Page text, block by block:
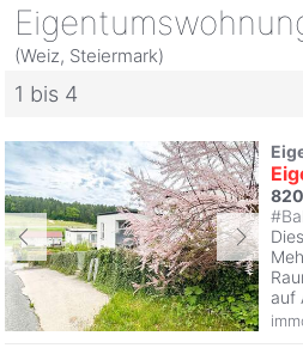
(Weiz, Steiermark)
1 bis 4
#
auf